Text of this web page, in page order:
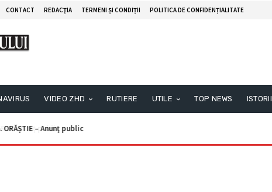
CONTACT REDACŢIA TERMENI ȘI CONDIȚII POLITICA DE CONFIDENȚIALITATE
VIDEO ZHD RUTIERE UTILE TOP NEWS ISTORII
– Anunţ public